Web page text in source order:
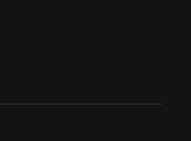
dieKrugsdorf: